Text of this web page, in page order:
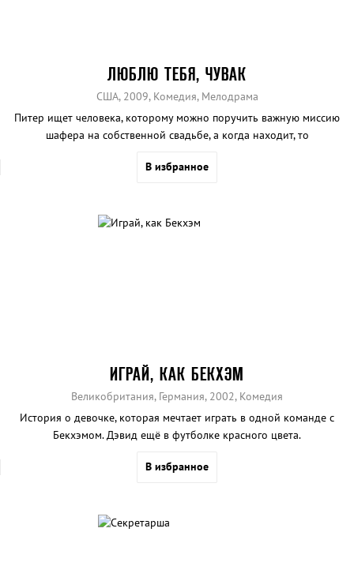
ЛЮБЛЮ ТЕБЯ, ЧУВАК
США, 2009, Комедия, Мелодрама
Питер ищет человека, которому можно поручить важную миссию
шафера на собственной свадьбе, а когда находит, то
В избранное
ИГРАЙ, КАК БЕКХЭМ
Великобритания, Германия, 2002, Комедия
История о девочке, которая мечтает играть в одной команде с
Бекхэмом. Дэвид ещё в футболке красного цвета.
В избранное